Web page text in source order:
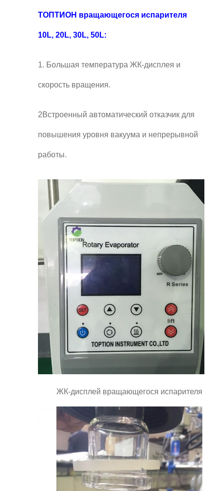
ТОПТИОН вращающегося испарителя
10L, 20L, 30L, 50L:
1. Большая температура ЖК-дисплея и
скорость вращения.
2Встроенный автоматический отказчик для
повышения уровня вакуума и непрерывной
работы.
ЖК-дисплей вращающегося испарителя